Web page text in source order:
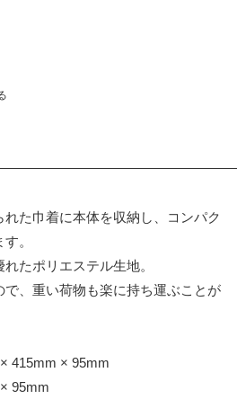
た巾着に本体を収納し、コンパク
。
たポリエステル生地。
、重い荷物も楽に持ち運ぶことが
415mm × 95mm
95mm